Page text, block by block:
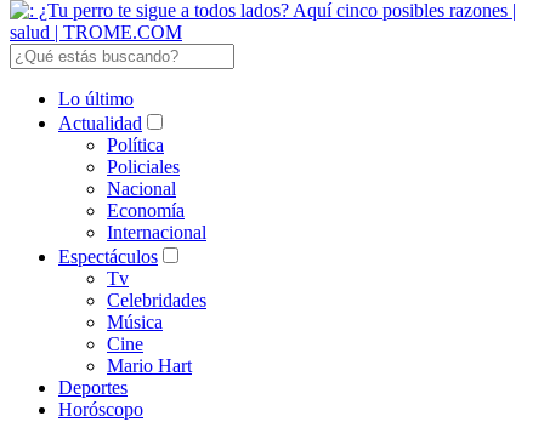
Lo último
Actualidad
Política
Policiales
Nacional
Economía
Internacional
Espectáculos
Tv
Celebridades
Música
Cine
Mario Hart
Deportes
Horóscopo